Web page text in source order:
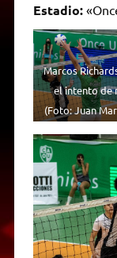
Estadio:
Marcos
el intento de
(Foto: Juan